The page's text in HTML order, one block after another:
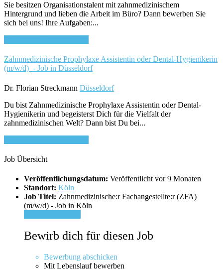
Sie besitzen Organisationstalent mit zahnmedizinischem
Hintergrund und lieben die Arbeit im Büro? Dann bewerben Sie
sich bei uns! Ihre Aufgaben:...
Zahnmedizinische Prophylaxe Assistentin oder Dental-Hygienikerin
(m/w/d) - Job in Düsseldorf
Dr. Florian Streckmann Düsseldorf
Du bist Zahnmedizinische Prophylaxe Assistentin oder Dental-
Hygienikerin und begeisterst Dich für die Vielfalt der
zahnmedizinischen Welt? Dann bist Du bei...
Job Übersicht
Veröffentlichungsdatum: Veröffentlicht vor 9 Monaten
Standort: Köln
Job Titel: Zahnmedizinische:r Fachangestellte:r (ZFA)
(m/w/d) - Job in Köln
Bewirb dich für diesen Job
Bewerbung abschicken
Mit Lebenslauf bewerben